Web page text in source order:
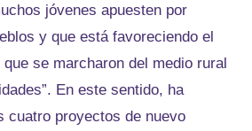
jóvenes apuesten por
y que está favoreciendo el
se marcharon del medio rural
En este sentido, ha
cuatro proyectos de nuevo